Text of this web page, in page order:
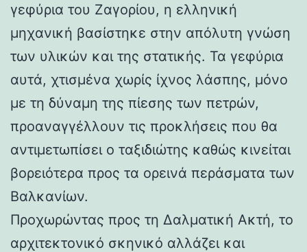
γεφύρια του Ζαγορίου, η ελληνική
μηχανική βασίστηκε στην απόλυτη γνώση
των υλικών και της στατικής. Τα γεφύρια
αυτά, χτισμένα χωρίς ίχνος λάσπης, μόνο
με τη δύναμη της πίεσης των πετρών,
προαναγγέλλουν τις προκλήσεις που θα
αντιμετωπίσει ο ταξιδιώτης καθώς κινείται
βορειότερα προς τα ορεινά περάσματα των
Βαλκανίων.
Προχωρώντας προς τη Δαλματική Ακτή, το
αρχιτεκτονικό σκηνικό αλλάζει και